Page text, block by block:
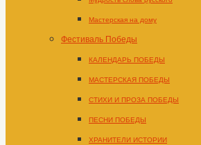
Мастерская на дому
Фестиваль Победы
КАЛЕНДАРЬ ПОБЕДЫ
МАСТЕРСКАЯ ПОБЕДЫ
СТИХИ И ПРОЗА ПОБЕДЫ
ПЕСНИ ПОБЕДЫ
ХРАНИТЕЛИ ИСТОРИИ